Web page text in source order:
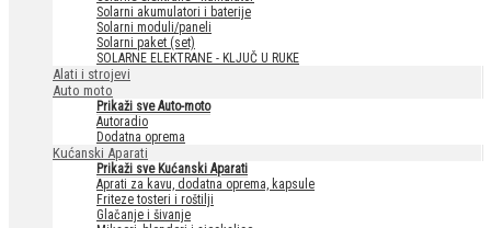
Solarni akumulatori i baterije
Solarni moduli/paneli
Solarni paket (set)
SOLARNE ELEKTRANE - KLJUČ U RUKE
Alati i strojevi
Auto moto
Prikaži sve Auto-moto
Autoradio
Dodatna oprema
Kućanski Aparati
Prikaži sve Kućanski Aparati
Aprati za kavu, dodatna oprema, kapsule
Friteze tosteri i roštilji
Glačanje i šivanje